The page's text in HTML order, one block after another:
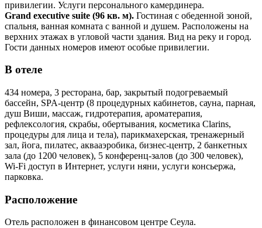
привилегии. Услуги персонального камердинера.
Grand executive suite (96 кв. м). Гостиная с обеденной зоной,
спальня, ванная комната с ванной и душем. Расположены на
верхних этажах в угловой части здания. Вид на реку и город.
Гости данных номеров имеют особые привилегии.
В отеле
434 номера, 3 ресторана, бар, закрытый подогреваемый
бассейн, SPA-центр (8 процедурных кабинетов, сауна, парная,
душ Виши, массаж, гидротерапия, ароматерапия,
рефлексология, скрабы, обертывания, косметика Clarins,
процедуры для лица и тела), парикмахерская, тренажерный
зал, йога, пилатес, аквааэробика, бизнес-центр, 2 банкетных
зала (до 1200 человек), 5 конференц-залов (до 300 человек),
Wi-Fi доступ в Интернет, услуги няни, услуги консьержа,
парковка.
Расположение
Отель расположен в финансовом центре Сеула.